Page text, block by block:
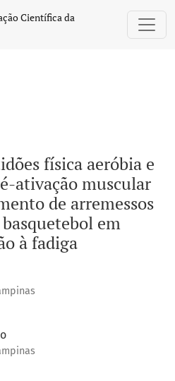
aeróbia e anaeróbia, e da
Científica da
física aeróbia e
ativação muscular
de arremessos
em
à fadiga